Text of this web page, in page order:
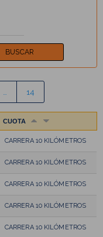
14
CUOTA
CARRERA 10 KILÓMETROS
CARRERA 10 KILÓMETROS
CARRERA 10 KILÓMETROS
CARRERA 10 KILÓMETROS
CARRERA 10 KILÓMETROS